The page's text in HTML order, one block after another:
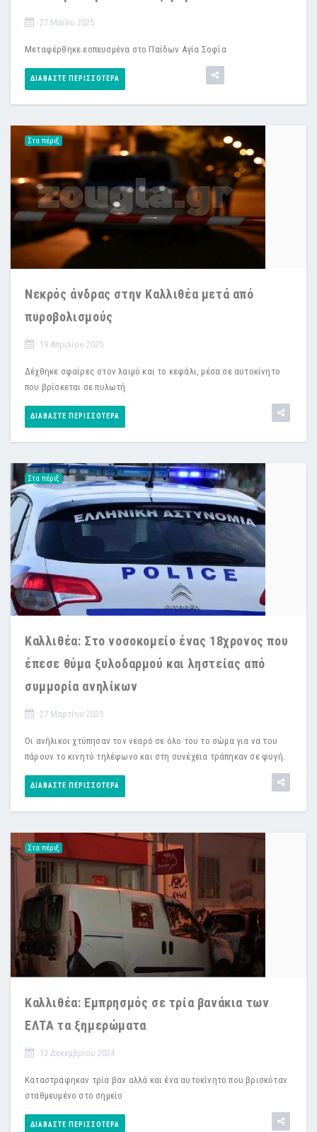
27 Μαϊου 2025
Μεταφέρθηκε εσπευσμένα στο Παίδων Αγία Σοφία
ΔΙΑΒΆΣΤΕ ΠΕΡΙΣΣΌΤΕΡΑ
Στα πέριξ
Νεκρός άνδρας στην Καλλιθέα μετά από
πυροβολισμούς
19 Απριλίου 2025
Δέχθηκε σφαίρες στον λαιμό και το κεφάλι, μέσα σε αυτοκίνητο
που βρίσκεται σε πυλωτή
ΔΙΑΒΆΣΤΕ ΠΕΡΙΣΣΌΤΕΡΑ
Στα πέριξ
Καλλιθέα: Στο νοσοκομείο ένας 18χρονος που
έπεσε θύμα ξυλοδαρμού και ληστείας από
συμμορία ανηλίκων
27 Μαρτίου 2025
Οι ανήλικοι χτύπησαν τον νεαρό σε όλο του το σώμα για να του
πάρουν το κινητό τηλέφωνο και στη συνέχεια τράπηκαν σε φυγή.
ΔΙΑΒΆΣΤΕ ΠΕΡΙΣΣΌΤΕΡΑ
Στα πέριξ
Καλλιθέα: Εμπρησμός σε τρία βανάκια των
ΕΛΤΑ τα ξημερώματα
13 Δεκεμβρίου 2024
Καταστράφηκαν τρία βαν αλλά και ένα αυτοκίνητο που βρισκόταν
σταθμευμένο στο σημείο
ΔΙΑΒΆΣΤΕ ΠΕΡΙΣΣΌΤΕΡΑ